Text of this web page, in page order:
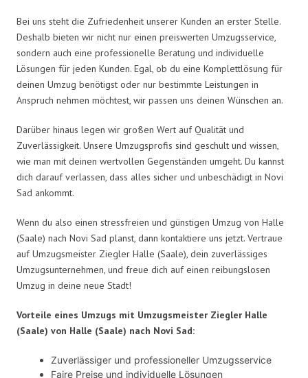
Bei uns steht die Zufriedenheit unserer Kunden an erster Stelle.
Deshalb bieten wir nicht nur einen preiswerten Umzugsservice,
sondern auch eine professionelle Beratung und individuelle
Lösungen für jeden Kunden. Egal, ob du eine Komplettlösung für
deinen Umzug benötigst oder nur bestimmte Leistungen in
Anspruch nehmen möchtest, wir passen uns deinen Wünschen an.
Darüber hinaus legen wir großen Wert auf Qualität und
Zuverlässigkeit. Unsere Umzugsprofis sind geschult und wissen,
wie man mit deinen wertvollen Gegenständen umgeht. Du kannst
dich darauf verlassen, dass alles sicher und unbeschädigt in Novi
Sad ankommt.
Wenn du also einen stressfreien und günstigen Umzug von Halle
(Saale) nach Novi Sad planst, dann kontaktiere uns jetzt. Vertraue
auf Umzugsmeister Ziegler Halle (Saale), dein zuverlässiges
Umzugsunternehmen, und freue dich auf einen reibungslosen
Umzug in deine neue Stadt!
Vorteile eines Umzugs mit Umzugsmeister Ziegler Halle
(Saale) von Halle (Saale) nach Novi Sad:
Zuverlässiger und professioneller Umzugsservice
Faire Preise und individuelle Lösungen